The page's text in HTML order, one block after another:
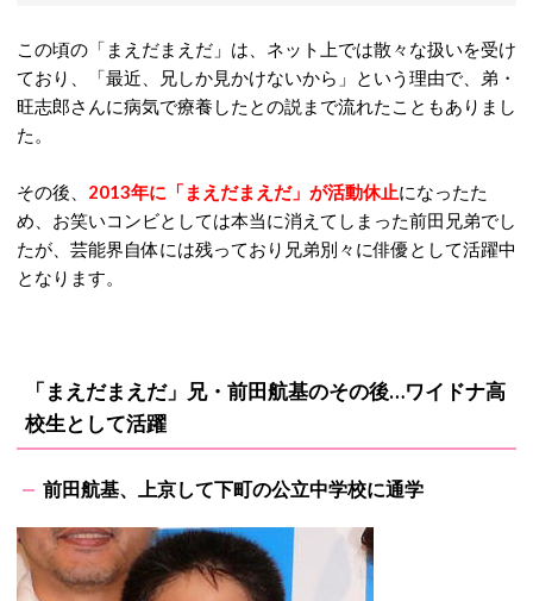
この頃の「まえだまえだ」は、ネット上では散々な扱いを受け
ており、「最近、兄しか見かけないから」という理由で、弟・
旺志郎さんに病気で療養したとの説まで流れたこともありまし
た。
その後、 2013年に「まえだまえだ」が活動休止になったた
め、お笑いコンビとしては本当に消えてしまった前田兄弟でし
たが、芸能界自体には残っており兄弟別々に俳優として活躍中
となります。
「まえだまえだ」兄・前田航基のその後…ワイドナ高
校生として活躍
前田航基、上京して下町の公立中学校に通学